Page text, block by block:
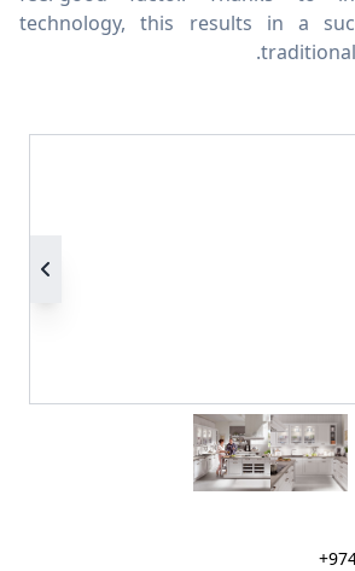
technology, this results in a